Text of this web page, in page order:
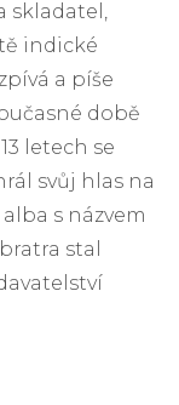
skladatel,
indické
a píše
době
letech se
svůj hlas na
s názvem
stal